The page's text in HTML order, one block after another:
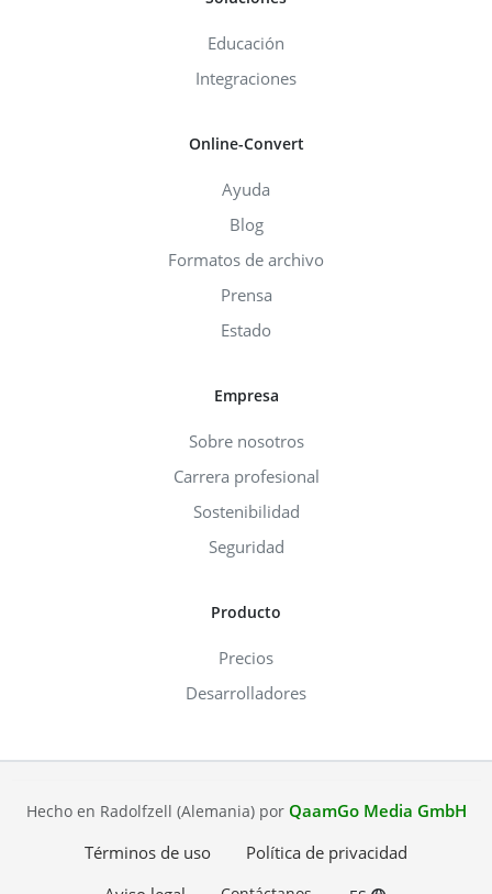
Educación
Integraciones
Online-Convert
Ayuda
Blog
Formatos de archivo
Prensa
Estado
Empresa
Sobre nosotros
Carrera profesional
Sostenibilidad
Seguridad
Producto
Precios
Desarrolladores
Hecho en Radolfzell (Alemania) por QaamGo Media GmbH
Términos de uso
Política de privacidad